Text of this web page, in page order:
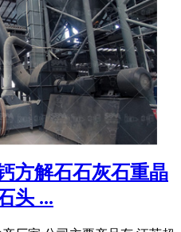
方解石石灰石重晶
头 ...